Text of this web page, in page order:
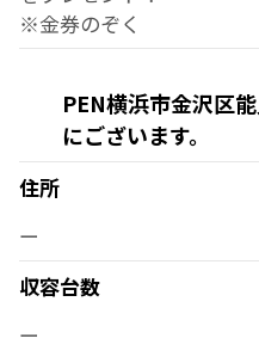
※金券のぞく
PEN横浜市金沢区
にございます。
住所
ー
収容台数
ー